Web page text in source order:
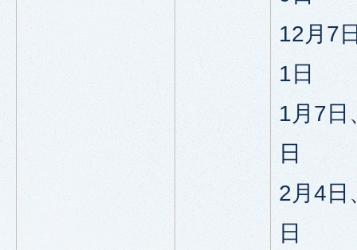
12月7
1日
1月7日
日
2月4日
日